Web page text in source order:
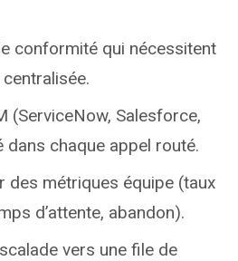
conformité qui nécessitent
centralisée.
(ServiceNow, Salesforce,
dans chaque appel routé.
des métriques équipe (taux
d’attente, abandon).
vers une file de